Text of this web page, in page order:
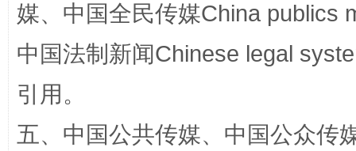
镜头丨大暑三秋近 山西：
媒、中国全民传媒China publics
中国法制新闻Chinese legal
引用。
五、中国公共传媒、中国公众传